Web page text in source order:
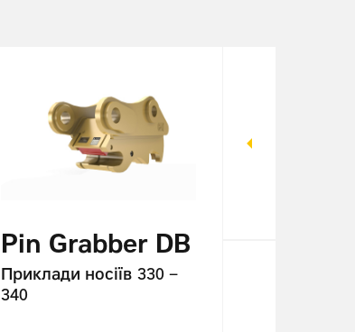
Pin Grabber DB
Приклади носіїв 330 –
340